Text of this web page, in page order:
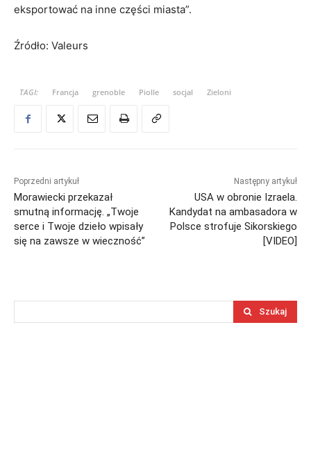
eksportować na inne części miasta”.
Źródło: Valeurs
TAGI: Francja grenoble Piolle socjal Zieloni
Poprzedni artykuł
Morawiecki przekazał
smutną informację. „Twoje
serce i Twoje dzieło wpisały
się na zawsze w wieczność”
Następny artykuł
USA w obronie Izraela.
Kandydat na ambasadora w
Polsce strofuje Sikorskiego
[VIDEO]
Szukaj